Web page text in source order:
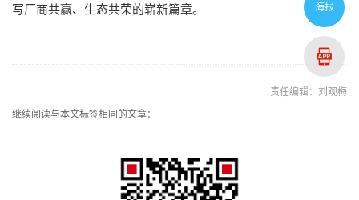
写厂商共赢、生态共荣的崭新篇章。
责任编辑：刘观梅
继续阅读与本文标签相同的文章：
海报